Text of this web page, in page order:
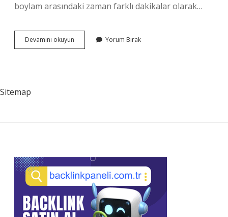
boylam arasındaki zaman farklı dakikalar olarak…
Devamını okuyun
Farkı
Yorum Bırak
Sitemap
Sidebar